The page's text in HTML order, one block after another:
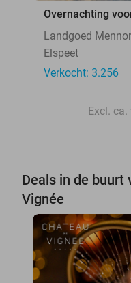
Overnachting
Landgoed
Elspeet
Verkocht: 3.256
Excl.
Deals in de buurt
Vignée